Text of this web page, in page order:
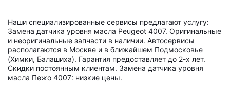
Наши специализированные сервисы предлагают услугу:
Замена датчика уровня масла Peugeot 4007. Оригинальные
и неоригинальные запчасти в наличии. Автосервисы
располагаются в Москве и в ближайшем Подмосковье
(Химки, Балашиха). Гарантия предоставляет до 2-х лет.
Скидки постоянным клиентам. Замена датчика уровня
масла Пежо 4007: низкие цены.